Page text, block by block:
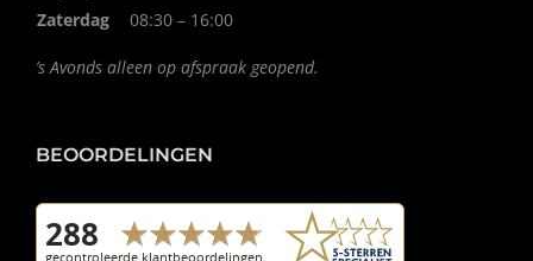
Zaterdag
08:30 – 16:00
’s Avonds alleen op afspraak geopend.
BEOORDELINGEN